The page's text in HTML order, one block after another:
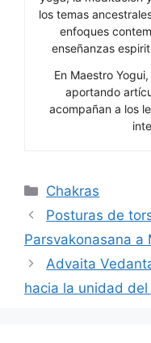
los temas
enfoques
enseñanzas
En Maestro
aportando
acompañan a los
Categorías
Chakras
Posturas de
Parsvakonasana a
Advaita
hacia la unidad del